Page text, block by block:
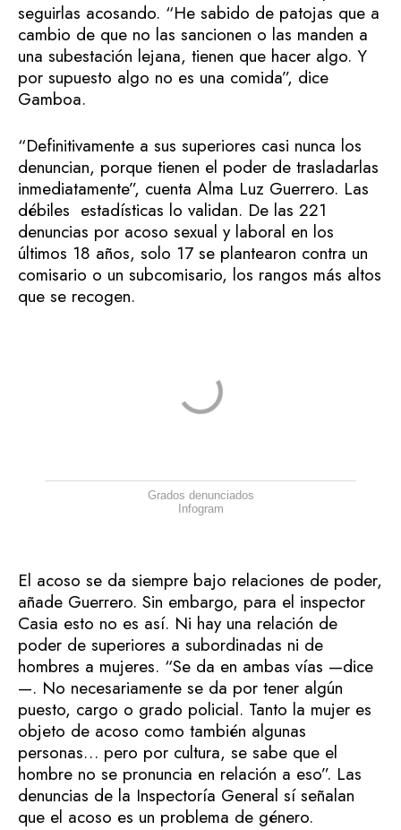
seguirlas acosando. “He sabido de patojas que a
cambio de que no las sancionen o las manden a
una subestación lejana, tienen que hacer algo. Y
por supuesto algo no es una comida”, dice
Gamboa.
“Definitivamente a sus superiores casi nunca los
denuncian, porque tienen el poder de trasladarlas
inmediatamente”, cuenta Alma Luz Guerrero. Las
débiles estadísticas lo validan. De las 221
denuncias por acoso sexual y laboral en los
últimos 18 años, solo 17 se plantearon contra un
comisario o un subcomisario, los rangos más altos
que se recogen.
Grados denunciados
Infogram
El acoso se da siempre bajo relaciones de poder,
añade Guerrero. Sin embargo, para el inspector
Casia esto no es así. Ni hay una relación de
poder de superiores a subordinadas ni de
hombres a mujeres. “Se da en ambas vías —dice
—. No necesariamente se da por tener algún
puesto, cargo o grado policial. Tanto la mujer es
objeto de acoso como también algunas
personas… pero por cultura, se sabe que el
hombre no se pronuncia en relación a eso”. Las
denuncias de la Inspectoría General sí señalan
que el acoso es un problema de género.